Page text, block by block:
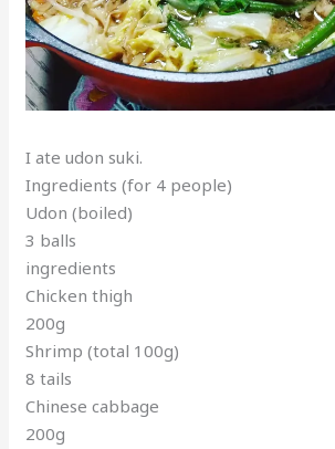
I ate udon suki.
Ingredients (for 4 people)
Udon (boiled)
3 balls
ingredients
Chicken thigh
200g
Shrimp (total 100g)
8 tails
Chinese cabbage
200g